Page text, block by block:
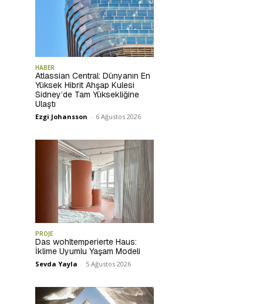
HABER
Atlassian Central: Dünyanın En
Yüksek Hibrit Ahşap Kulesi
Sidney’de Tam Yüksekliğine
Ulaştı
Ezgi Johansson - 6 Ağustos 2026
PROJE
Das wohltemperierte Haus:
İklime Uyumlu Yaşam Modeli
Sevda Yayla - 5 Ağustos 2026